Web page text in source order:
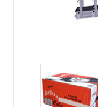
Packs
gallery